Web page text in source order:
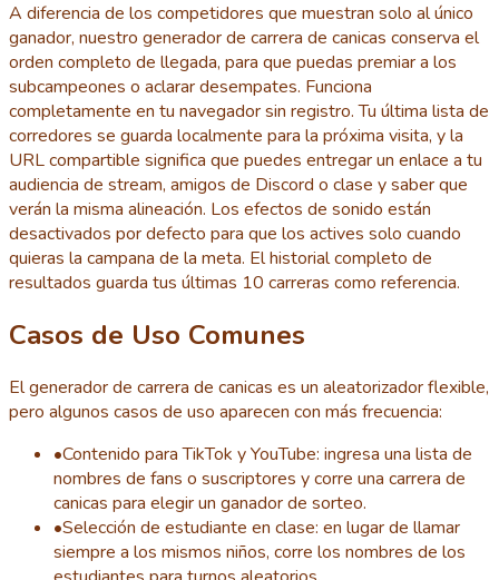
A diferencia de los competidores que muestran solo al único
ganador, nuestro generador de carrera de canicas conserva el
orden completo de llegada, para que puedas premiar a los
subcampeones o aclarar desempates. Funciona
completamente en tu navegador sin registro. Tu última lista de
corredores se guarda localmente para la próxima visita, y la
URL compartible significa que puedes entregar un enlace a tu
audiencia de stream, amigos de Discord o clase y saber que
verán la misma alineación. Los efectos de sonido están
desactivados por defecto para que los actives solo cuando
quieras la campana de la meta. El historial completo de
resultados guarda tus últimas 10 carreras como referencia.
Casos de Uso Comunes
El generador de carrera de canicas es un aleatorizador flexible,
pero algunos casos de uso aparecen con más frecuencia:
•Contenido para TikTok y YouTube: ingresa una lista de
nombres de fans o suscriptores y corre una carrera de
canicas para elegir un ganador de sorteo.
•Selección de estudiante en clase: en lugar de llamar
siempre a los mismos niños, corre los nombres de los